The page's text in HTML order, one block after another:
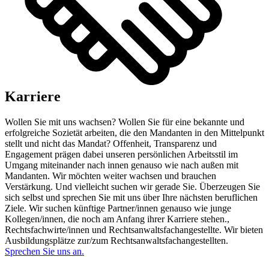
Karriere
Wollen Sie mit uns wachsen? Wollen Sie für eine bekannte und
erfolgreiche Sozietät arbeiten, die den Mandanten in den Mittelpunkt
stellt und nicht das Mandat? Offenheit, Transparenz und
Engagement prägen dabei unseren persönlichen Arbeitsstil im
Umgang miteinander nach innen genauso wie nach außen mit
Mandanten. Wir möchten weiter wachsen und brauchen
Verstärkung. Und vielleicht suchen wir gerade Sie. Überzeugen Sie
sich selbst und sprechen Sie mit uns über Ihre nächsten beruflichen
Ziele. Wir suchen künftige Partner/innen genauso wie junge
Kollegen/innen, die noch am Anfang ihrer Karriere stehen.,
Rechtsfachwirte/innen und Rechtsanwaltsfachangestellte. Wir bieten
Ausbildungsplätze zur/zum Rechtsanwaltsfachangestellten.
Sprechen Sie uns an.